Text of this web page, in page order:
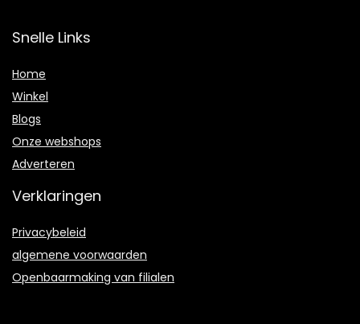
Snelle Links
Home
Winkel
Blogs
Onze webshops
Adverteren
Verklaringen
Privacybeleid
algemene voorwaarden
Openbaarmaking van filialen